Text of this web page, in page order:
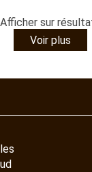
Afficher sur
Voir plus